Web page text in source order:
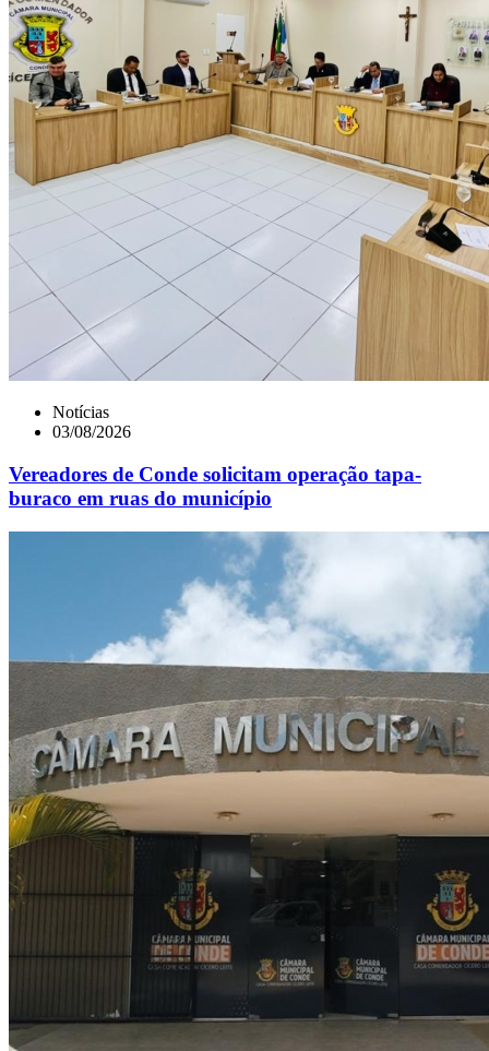
Notícias
03/08/2026
Vereadores de Conde solicitam operação tapa-
buraco em ruas do município